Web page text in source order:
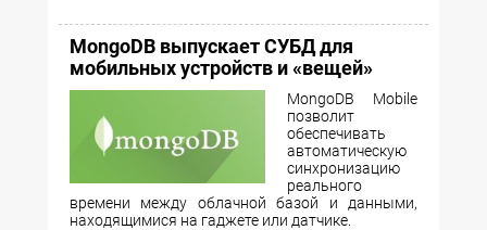
MongoDB выпускает СУБД для
мобильных устройств и «вещей»
MongoDB Mobile
позволит
обеспечивать
автоматическую
синхронизацию
реального
времени между облачной базой и данными,
находящимися на гаджете или датчике.